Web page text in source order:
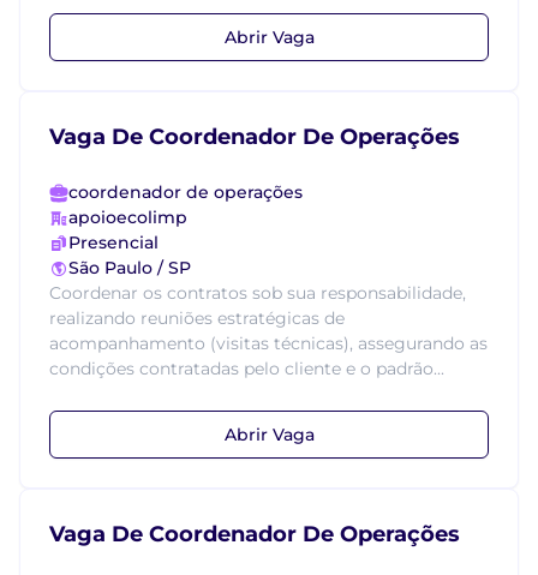
Abrir Vaga
Vaga De Coordenador De Operações
coordenador de operações
apoioecolimp
Presencial
São Paulo / SP
Coordenar os contratos sob sua responsabilidade,
realizando reuniões estratégicas de
acompanhamento (visitas técnicas), assegurando as
condições contratadas pelo cliente e o padrão...
Abrir Vaga
Vaga De Coordenador De Operações